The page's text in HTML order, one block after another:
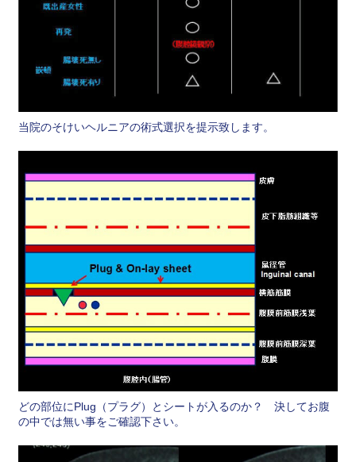
当院のそけいヘルニアの術式選択を提示致します。
どの部位にPlug（プラグ）とシートが入るのか？ 決してお腹
の中では無い事をご確認下さい。